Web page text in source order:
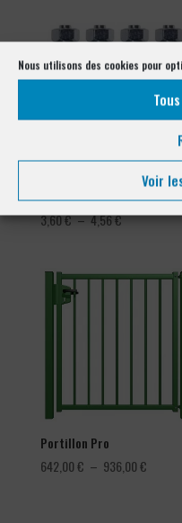
Nous utilisons des cookies pour
Voir
Kit goujons d’encrage x4
3,60€–4,56€Plage
3,60 €
Portillon Pro
642,00€ – 936,00€Plage